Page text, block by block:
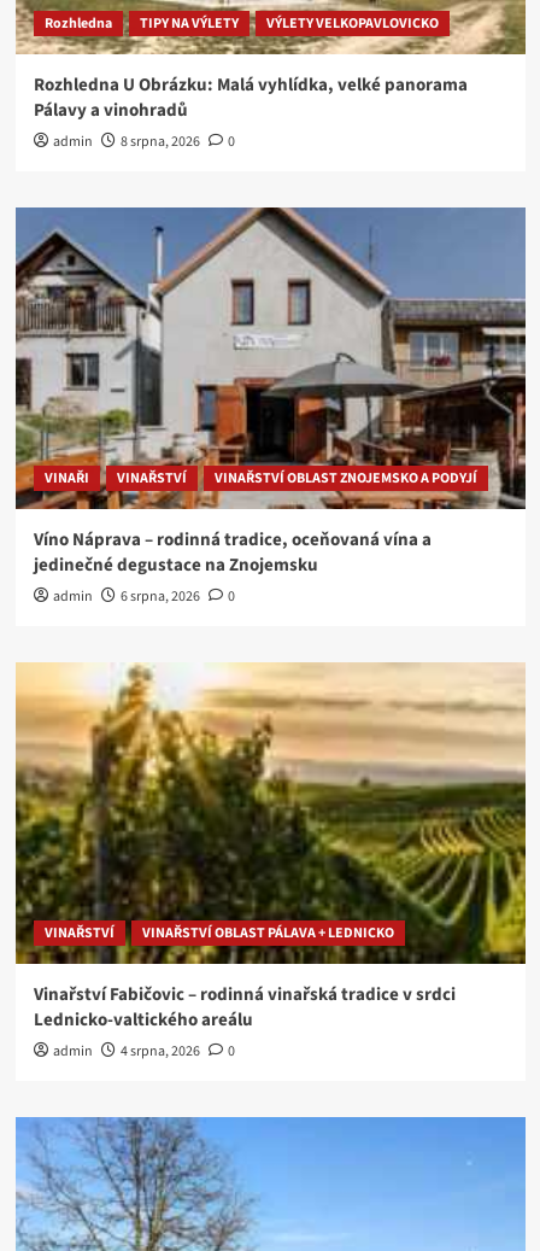
Rozhledna TIPY NA VÝLETY VÝLETY VELKOPAVLOVICKO
Rozhledna U Obrázku: Malá vyhlídka, velké panorama
Pálavy a vinohradů
admin 8 srpna, 2026 0
VINAŘI VINAŘSTVÍ VINAŘSTVÍ OBLAST ZNOJEMSKO A PODYJÍ
Víno Náprava – rodinná tradice, oceňovaná vína a
jedinečné degustace na Znojemsku
admin 6 srpna, 2026 0
VINAŘSTVÍ VINAŘSTVÍ OBLAST PÁLAVA + LEDNICKO
Vinařství Fabičovic – rodinná vinařská tradice v srdci
Lednicko-valtického areálu
admin 4 srpna, 2026 0